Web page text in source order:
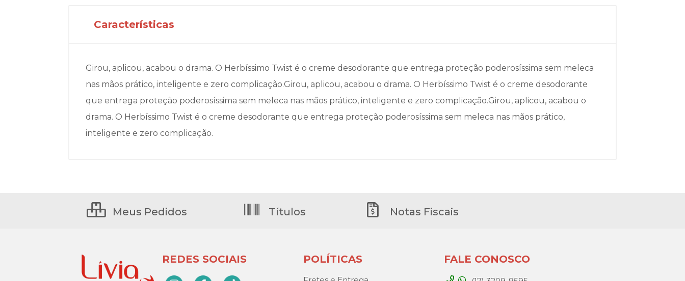
Características
Girou, aplicou, acabou o drama. O Herbíssimo Twist é o creme desodorante que entrega proteção poderosíssima sem meleca
nas mãos prático, inteligente e zero complicação.Girou, aplicou, acabou o drama. O Herbíssimo Twist é o creme desodorante
que entrega proteção poderosíssima sem meleca nas mãos prático, inteligente e zero complicação.Girou, aplicou, acabou o
drama. O Herbíssimo Twist é o creme desodorante que entrega proteção poderosíssima sem meleca nas mãos prático,
inteligente e zero complicação.
Meus Pedidos Títulos Notas Fiscais
REDES SOCIAIS POLÍTICAS FALE CONOSCO